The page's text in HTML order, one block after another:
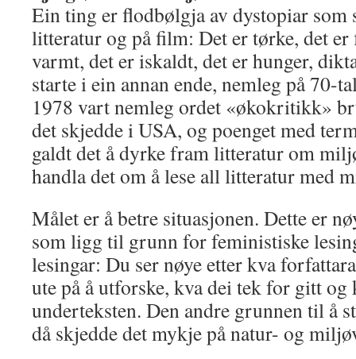
Ein ting er flodbølgja av dystopiar som
litteratur og på film: Det er tørke, det
varmt, det er iskaldt, det er hunger,
starte i ein annan ende, nemleg på 70-
1978 vart nemleg ordet «økokritikk»
det skjedde i USA, og poenget med
galdt det å dyrke fram litteratur om
handla det om å lese all litteratur med
Målet er å betre situasjonen. Dette er
som ligg til grunn for feministiske
lesingar: Du ser nøye etter kva
ute på å utforske, kva dei tek for gitt
underteksten. Den andre grunnen til å
då skjedde det mykje på natur- og